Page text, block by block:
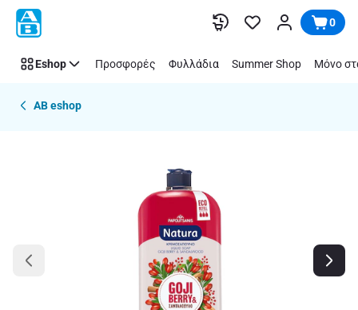
Παράλειψη 0
Eshop Προσφορές Φυλλάδια Summer Shop Μόνο
AB eshop